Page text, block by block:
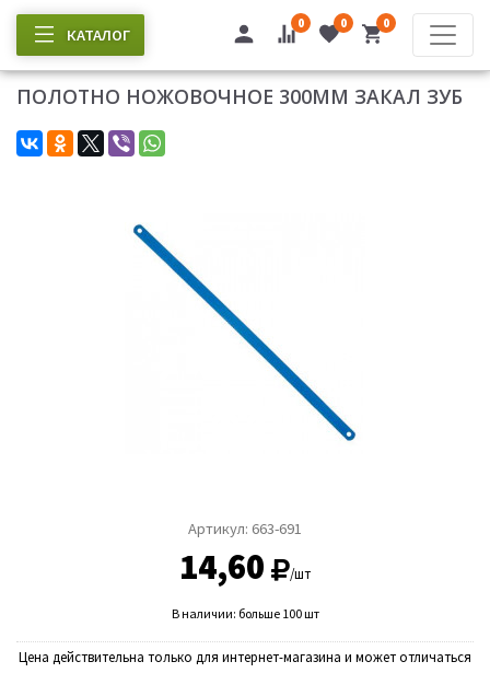
КАТАЛОГ
0 0 0
ПОЛОТНО НОЖОВОЧНОЕ 300ММ ЗАКАЛ ЗУБ
Артикул: 663-691
14,60 /шт
В наличии: больше 100 шт
Цена действительна только для интернет-магазина и может отличаться